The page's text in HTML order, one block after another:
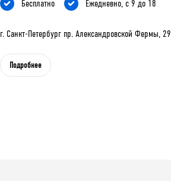
Бесплатно Ежедневно, с 9 до 18
г. Санкт-Петербург пр. Александровской Фермы, 29
Подробнее